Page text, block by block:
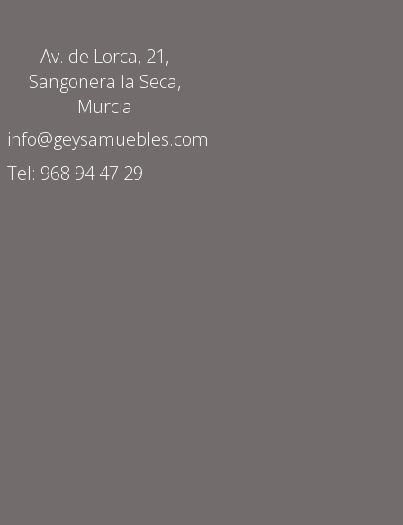
Av. de Lorca, 21,
Sangonera la Seca,
Murcia
info@geysamuebles.com
Tel: 968 94 47 29